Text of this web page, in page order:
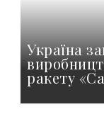
Україна
ракету